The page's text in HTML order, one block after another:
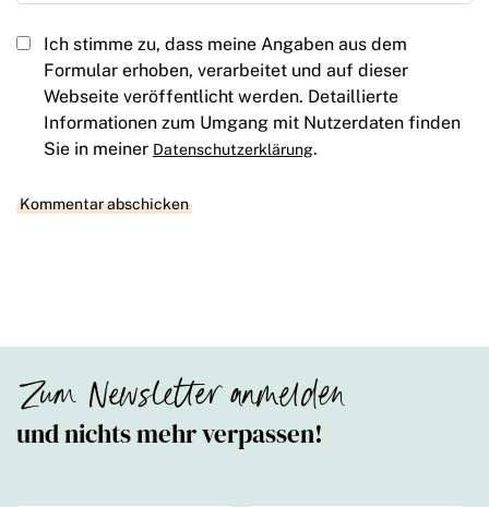
Ich stimme zu, dass meine Angaben aus dem
Formular erhoben, verarbeitet und auf dieser
Webseite veröffentlicht werden. Detaillierte
Informationen zum Umgang mit Nutzerdaten finden
Sie in meiner Datenschutzerklärung.
Zum Newsletter anmelden
und nichts mehr verpassen!